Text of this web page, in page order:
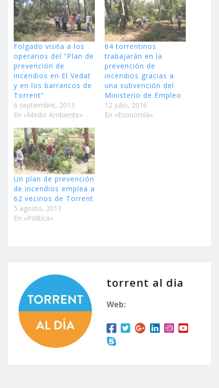
Folgado visita a los
operarios del “Plan de
prevención de
incendios en El Vedat
y en los barrancos de
Torrent”
6 septiembre, 2013
En «Medio Ambiente»
64 torrentinos
trabajarán en la
prevención de
incendios gracias a
una subvención del
Ministerio de Empleo
12 julio, 2016
En «Economía»
Un plan de prevención
de incendios emplea a
62 vecinos de Torrent
5 agosto, 2013
En «Política»
torrent al dia
Web: